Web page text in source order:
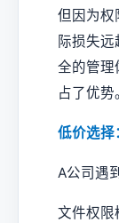
但因为权
际损失
全的管理
占了优势
低价选择
A公司遇
文件权限